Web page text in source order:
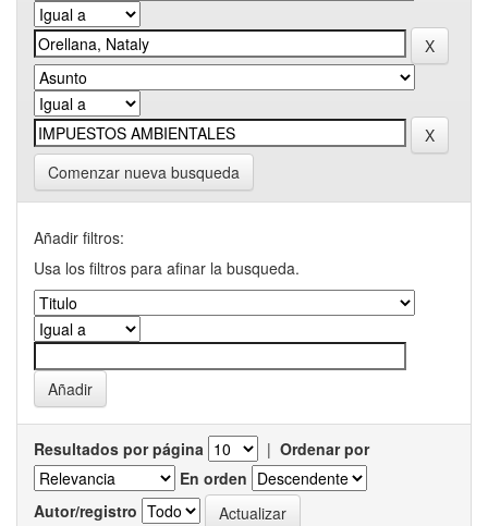
Comenzar nueva busqueda
Añadir filtros:
Usa los filtros para afinar la busqueda.
Resultados por página | Ordenar por
En orden
Autor/registro